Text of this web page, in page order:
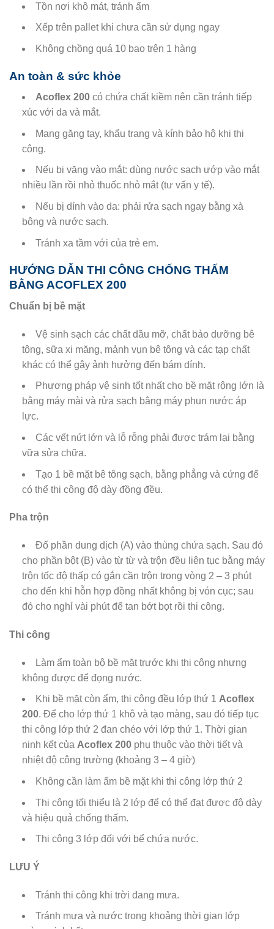
Tồn nơi khô mát, tránh ẩm
Xếp trên pallet khi chưa cần sử dụng ngay
Không chồng quá 10 bao trên 1 hàng
An toàn & sức khỏe
Acoflex 200 có chứa chất kiềm nên cần tránh tiếp
xúc với da và mắt.
Mang găng tay, khẩu trang và kính bảo hộ khi thi
công.
Nếu bị văng vào mắt: dùng nước sạch ướp vào mắt
nhiều lần rồi nhỏ thuốc nhỏ mắt (tư vấn y tế).
Nếu bị dính vào da: phải rửa sạch ngay bằng xà
bông và nước sạch.
Tránh xa tầm với của trẻ em.
HƯỚNG DẪN THI CÔNG CHỐNG THẤM
BẰNG ACOFLEX 200
Chuẩn bị bề mặt
Vệ sinh sạch các chất dầu mỡ, chất bảo dưỡng bê
tông, sữa xi măng, mảnh vụn bê tông và các tạp chất
khác có thể gây ảnh hưởng đến bám dính.
Phương pháp vệ sinh tốt nhất cho bề mặt rộng lớn là
bằng máy mài và rửa sạch bằng máy phun nước áp
lực.
Các vết nứt lớn và lỗ rỗng phải được trám lại bằng
vữa sửa chữa.
Tạo 1 bề mặt bê tông sạch, bằng phẳng và cứng để
có thể thi công độ dày đồng đều.
Pha trộn
Đổ phần dung dịch (A) vào thùng chứa sạch. Sau đó
cho phần bột (B) vào từ từ và trộn đều liên tục bằng máy
trộn tốc độ thấp có gắn cần trộn trong vòng 2 – 3 phút
cho đến khi hỗn hợp đồng nhất không bị vón cục; sau
đó cho nghỉ vài phút để tan bớt bọt rồi thi công.
Thi công
Làm ẩm toàn bộ bề mặt trước khi thi công nhưng
không được để đọng nước.
Khi bề mặt còn ẩm, thi công đều lớp thứ 1 Acoflex
200. Để cho lớp thứ 1 khô và tạo màng, sau đó tiếp tục
thi công lớp thứ 2 đan chéo với lớp thứ 1. Thời gian
ninh kết của Acoflex 200phụ thuộc vào thời tiết và
nhiệt độ công trường (khoảng 3 – 4 giờ)
Không cần làm ẩm bề mặt khi thi công lớp thứ 2
Thi công tối thiểu là 2 lớp để có thể đạt được độ dày
và hiệu quả chống thấm.
Thi công 3 lớp đối với bể chứa nước.
LƯU Ý
Tránh thi công khi trời đang mưa.
Tránh mưa và nước trong khoảng thời gian lớp